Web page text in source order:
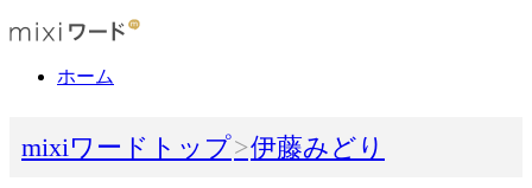
ホーム
mixiワードトップ 伊藤みどり